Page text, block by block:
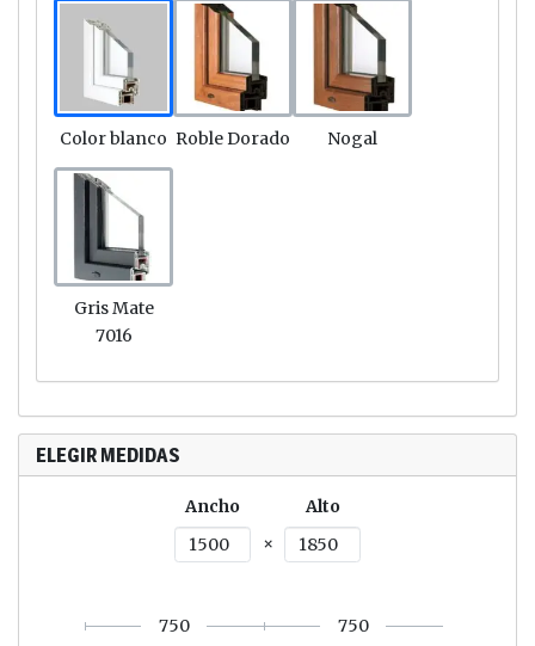
ELEGIR MEDIDAS
Ventana de 2 hojas con fijo inferior Ap.
Ancho Alto
Link
Color blanco
Link
Roble Dorado
Link
Nogal
Link
Gris Mate
7016